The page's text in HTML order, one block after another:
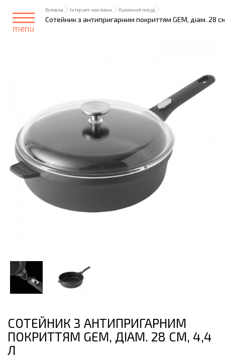
menu
Головна Інтернет-магазин Кухонний посуд
Сотейник з антипригарним покриттям GEM, діам. 28
СОТЕЙНИК З АНТИПРИГАРНИМ
ПОКРИТТЯМ GEM, ДІАМ. 28 СМ, 4,4
Л